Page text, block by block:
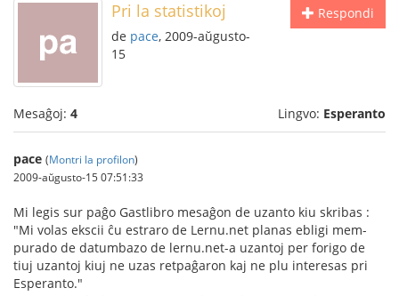
Respondi
Pri la statistikoj
de pace, 2009-aŭgusto-
15
Mesaĝoj: 4 Lingvo: Esperanto
pace (Montri la profilon)
2009-aŭgusto-15 07:51:33
Mi legis sur paĝo Gastlibro mesaĝon de uzanto kiu skribas :
"Mi volas ekscii ĉu estraro de Lernu.net planas ebligi mem-
purado de datumbazo de lernu.net-a uzantoj per forigo de
tiuj uzantoj kiuj ne uzas retpaĝaron kaj ne plu interesas pri
Esperanto."